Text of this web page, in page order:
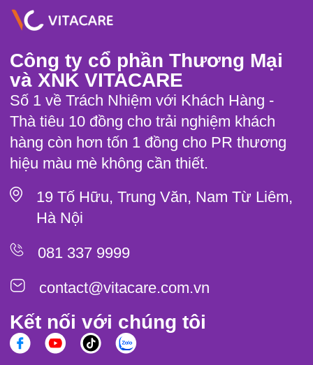
Công ty cổ phần Thương Mại
và XNK VITACARE
Số 1 về Trách Nhiệm với Khách Hàng -
Thà tiêu 10 đồng cho trải nghiệm khách
hàng còn hơn tốn 1 đồng cho PR thương
hiệu màu mè không cần thiết.
19 Tố Hữu, Trung Văn, Nam Từ Liêm,
Hà Nội
081 337 9999
contact@vitacare.com.vn
Kết nối với chúng tôi